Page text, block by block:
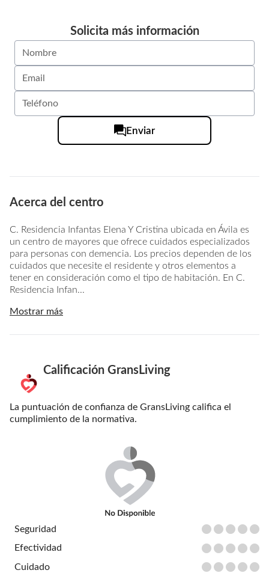
Solicita más información
Enviar
Acerca del centro
C. Residencia Infantas Elena Y Cristina ubicada en Ávila es
un centro de mayores que ofrece cuidados especializados
para personas con demencia. Los precios dependen de los
cuidados que necesite el residente y otros elementos a
tener en consideración como el tipo de habitación. En C.
Residencia Infan...
Mostrar más
Calificación GransLiving
La puntuación de confianza de GransLiving califica el
cumplimiento de la normativa.
Seguridad
Efectividad
Cuidado